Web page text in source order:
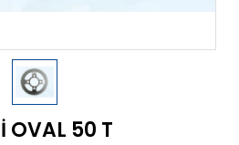
OVAL 50 T